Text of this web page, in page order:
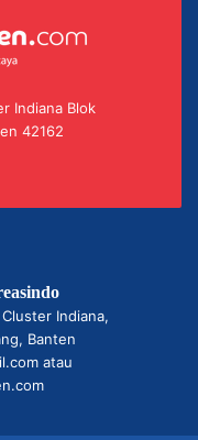
Indiana Blok
42162
Indiana,
Banten
atau